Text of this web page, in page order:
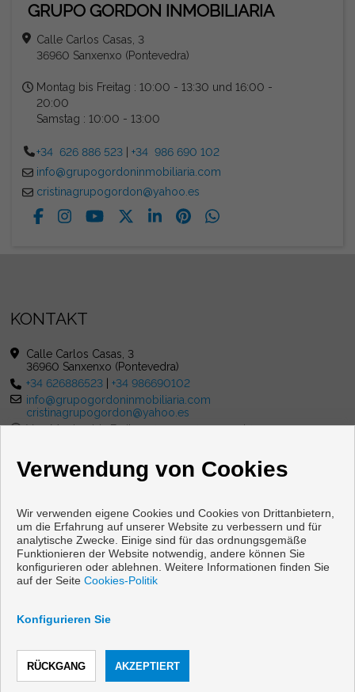
GRUPO GORDON INMOBILIARIA
Calle Carlos Casas, 3
36960 Sanxenxo (Pontevedra)
Montag bis Freitag : 10:00 - 13:30 und 16:00 -
20:00
Samstag : 10:00 - 13:00
+34 626 886 523
+34 986 690 102
info@grupogordoninmobiliaria.com
cristinagrupogordon@yahoo.es
KONTAKT
Calle Carlos Casas, 3
36960 Sanxenxo (Pontevedra)
+34 626886523 |+34 986690102
info@grupogordoninmobiliaria.com
cristinagrupogordon@yahoo.es
Von Montag bis Freitag : 10:00 - 13:30 und 16:00 - 20:00
Wohnungen und häuser zum verkauf in Sanxenxo
datenschutzgesetz
Verwendung von Cookies
Wir verwenden eigene Cookies und Cookies von Drittanbietern,
um die Erfahrung auf unserer Website zu verbessern und für
analytische Zwecke. Einige sind für das ordnungsgemäße
Funktionieren der Website notwendig, andere können Sie
konfigurieren oder ablehnen. Weitere Informationen finden Sie
auf der Seite Cookies-Politik
Konfigurieren Sie